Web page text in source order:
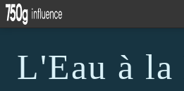
L'Eau à la